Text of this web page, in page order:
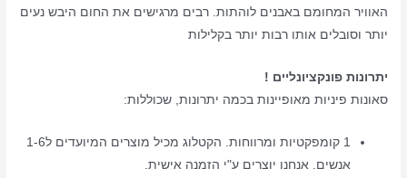
האוויר המחומם באבנים לוהתות. רבים מרגישים את החום היבש נעים
יותר וסובלים אותו רבות יותר בקלילות
יתרונות פונקציונליים !
סאונות פיניות מאופיינות בכמה יתרונות, שכוללות:
1 קומפקטיות ומרווחות. הקטלוג מכיל מוצרים המיועדים ל1-6
אנשים. אנחנו יוצרים ע"י הזמנה אישית.